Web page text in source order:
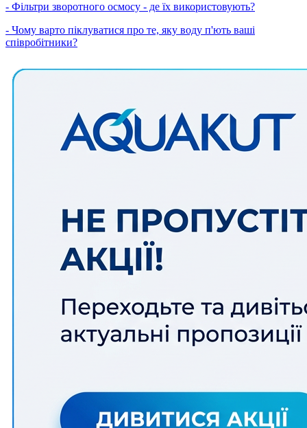
- Фільтри зворотного осмосу - де їх використовують?
- Чому варто піклуватися про те, яку воду п'ють ваші
співробітники?